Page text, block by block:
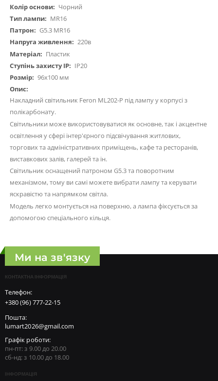
Чорний
MR16
G5.3 MR16
220в
Пластик
IP20
96х100 мм
Накладний світильник Feron ML202-P під лампу у корпусі з
полікарбонату.
Світильники може використовуватися як основне, так і акцентне
освітлення у сфері інтер'єрного підсвічування житлових,
торгових та адміністративних приміщень, кафе та ресторанів,
виставкових залів, галерей та ін.
Світильник оснащений патроном G5.3 та поворотним
механізмом, тому ви самі можете вибрати лампу та керувати
яскравістю та напрямком світла.
Модель легко монтується на поверхню, а лампа фіксується за
допомогою спеціального кільця.
Ми на зв'язку
КОНТАКТНА ІНФОРМАЦІЯ
Телефон:
+380 (96) 777-22-15
Пошта:
lumart2026@gmail.com
Графік роботи:
пн-пт: з 9.00 до 20.00
сб-нд: з 10.00 до 18.00
ІНФОРМАЦІЯ